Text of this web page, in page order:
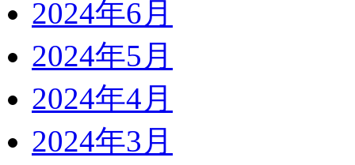
2024年6月
2024年5月
2024年4月
2024年3月